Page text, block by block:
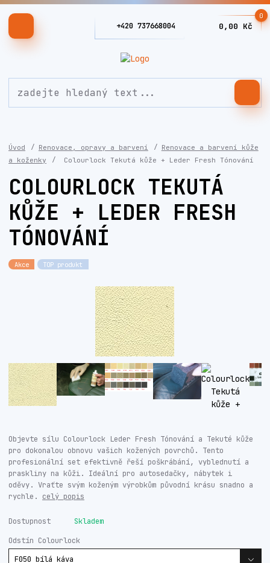
+420 737668004
0
0,00 Kč
Úvod Renovace, opravy a barvení
Renovace a barvení kůže
a koženky
Colourlock Tekutá kůže + Leder Fresh Tónování
COLOURLOCK TEKUTÁ
KŮŽE + LEDER FRESH
TÓNOVÁNÍ
Akce TOP produkt
Objevte sílu Colourlock Leder Fresh Tónování a Tekuté kůže
pro dokonalou obnovu vašich kožených povrchů. Tento
profesionální set efektivně řeší poškrábání, vyblednutí a
praskliny na kůži. Ideální pro autosedačky, nábytek i
oděvy. Vraťte svým koženým výrobkům původní krásu snadno a
rychle. celý popis
Dostupnost Skladem
Odstín Colourlock